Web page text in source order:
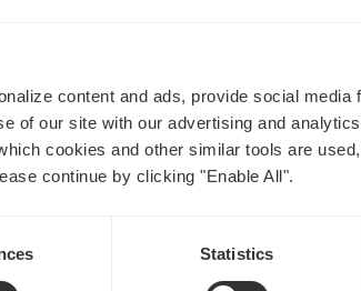
content and ads, provide social media
of our site with our advertising and
cookies and other similar tools are
continue by clicking "Enable All".
Statistics
rozgrzewa
tkanki łącznej.
organizmu
łącznej. Dzięki
chemicznych i
szczypanie